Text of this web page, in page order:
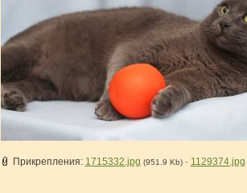
Прикрепления: 1715332.jpg (951.9 Kb) · 1129374.jpg